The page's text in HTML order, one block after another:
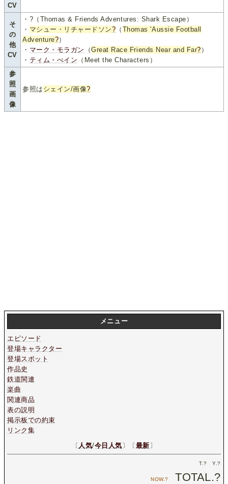
CV
そ
の
他
CV
・?（Thomas & Friends Adventures: Shark Escape）
・ マシュー・リチャードソン? （ Thomas 'Aussie Football
Adventure?）
・ マーク・モラガン （Great Race Friends Near and Far? ）
・ ティム・べイン （Meet the Characters）
参
照
画
像
参照は シェイン/画像?
メニュー
エピソード
登場キャラクター
登場スポット
作品史
鉄道関連
楽曲
関連商品
表の説明
掲示板での約束
リンク集
〔 人気/今日人気〕〔最新〕
T.? Y.?
NOW.? TOTAL.?